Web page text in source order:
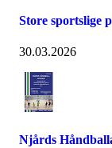
Store sportslige
30.03.2026
Njårds